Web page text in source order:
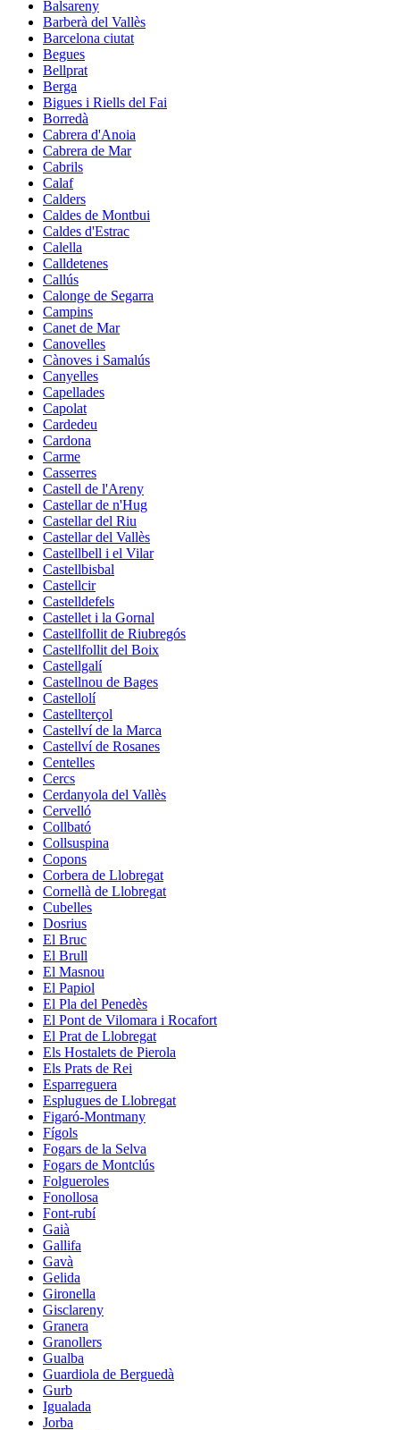
Balsareny
Barberà del Vallès
Barcelona ciutat
Begues
Bellprat
Berga
Bigues i Riells del Fai
Borredà
Cabrera d'Anoia
Cabrera de Mar
Cabrils
Calaf
Calders
Caldes de Montbui
Caldes d'Estrac
Calella
Calldetenes
Callús
Calonge de Segarra
Campins
Canet de Mar
Canovelles
Cànoves i Samalús
Canyelles
Capellades
Capolat
Cardedeu
Cardona
Carme
Casserres
Castell de l'Areny
Castellar de n'Hug
Castellar del Riu
Castellar del Vallès
Castellbell i el Vilar
Castellbisbal
Castellcir
Castelldefels
Castellet i la Gornal
Castellfollit de Riubregós
Castellfollit del Boix
Castellgalí
Castellnou de Bages
Castellolí
Castellterçol
Castellví de la Marca
Castellví de Rosanes
Centelles
Cercs
Cerdanyola del Vallès
Cervelló
Collbató
Collsuspina
Copons
Corbera de Llobregat
Cornellà de Llobregat
Cubelles
Dosrius
El Bruc
El Brull
El Masnou
El Papiol
El Pla del Penedès
El Pont de Vilomara i Rocafort
El Prat de Llobregat
Els Hostalets de Pierola
Els Prats de Rei
Esparreguera
Esplugues de Llobregat
Figaró-Montmany
Fígols
Fogars de la Selva
Fogars de Montclús
Folgueroles
Fonollosa
Font-rubí
Gaià
Gallifa
Gavà
Gelida
Gironella
Gisclareny
Granera
Granollers
Gualba
Guardiola de Berguedà
Gurb
Igualada
Jorba